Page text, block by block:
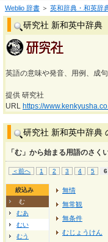
Weblio 辞書 ＞ 英和辞典・和英辞
研究社 新和英中辞典
英語の意味や発音、用例、成
提供 研究社
URL https://
研究社 新和英中辞典
「む」から始まる用語のさく
＜前へ 1 2 3 4 5 6
絞込み
む
むあ
むい
むう
無情
無常観
無条件
むじょうけん